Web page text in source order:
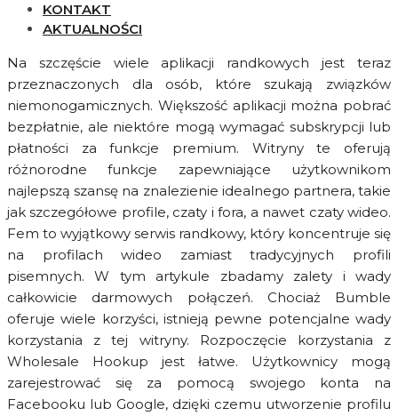
KONTAKT
AKTUALNOŚCI
Na szczęście wiele aplikacji randkowych jest teraz
przeznaczonych dla osób, które szukają związków
niemonogamicznych. Większość aplikacji można pobrać
bezpłatnie, ale niektóre mogą wymagać subskrypcji lub
płatności za funkcje premium. Witryny te oferują
różnorodne funkcje zapewniające użytkownikom
najlepszą szansę na znalezienie idealnego partnera, takie
jak szczegółowe profile, czaty i fora, a nawet czaty wideo.
Fem to wyjątkowy serwis randkowy, który koncentruje się
na profilach wideo zamiast tradycyjnych profili
pisemnych. W tym artykule zbadamy zalety i wady
całkowicie darmowych połączeń. Chociaż Bumble
oferuje wiele korzyści, istnieją pewne potencjalne wady
korzystania z tej witryny. Rozpoczęcie korzystania z
Wholesale Hookup jest łatwe. Użytkownicy mogą
zarejestrować się za pomocą swojego konta na
Facebooku lub Google, dzięki czemu utworzenie profilu